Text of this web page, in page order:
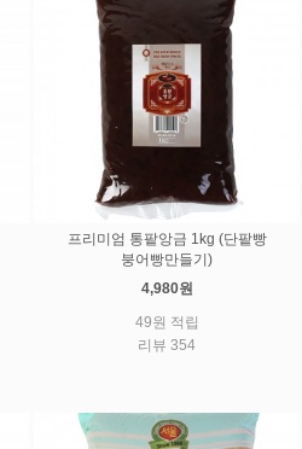
프리미엄 통팥앙금 1kg (단팥빵
붕어빵만들기)
4,980원
49원 적립
리뷰 354